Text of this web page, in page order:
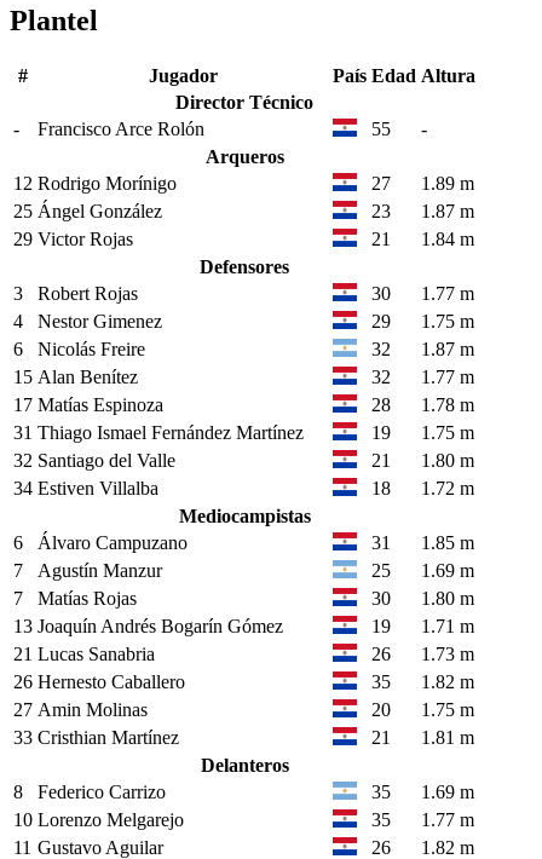
Plantel
# Jugador País Edad Altura
Director Técnico
-
Francisco Arce Rolón 55
-
Arqueros
12 Rodrigo Morínigo 27
1.89 m
25 Ángel González 23
1.87 m
29 Victor Rojas 21
1.84 m
Defensores
3
Robert Rojas 30
1.77 m
4
Nestor Gimenez 29
1.75 m
6
Nicolás Freire 32
1.87 m
15 Alan Benítez 32
1.77 m
17 Matías Espinoza 28
1.78 m
31 Thiago Ismael Fernández Martínez 19
1.75 m
32 Santiago del Valle 21
1.80 m
34 Estiven Villalba 18
1.72 m
Mediocampistas
6
Álvaro Campuzano 31
1.85 m
7
Agustín Manzur 25
1.69 m
7
Matías Rojas 30
1.80 m
13 Joaquín Andrés Bogarín Gómez 19
1.71 m
21 Lucas Sanabria 26
1.73 m
26 Hernesto Caballero 35
1.82 m
27 Amin Molinas 20
1.75 m
33 Cristhian Martínez 21
1.81 m
Delanteros
8
Federico Carrizo 35
1.69 m
10 Lorenzo Melgarejo 35
1.77 m
11 Gustavo Aguilar 26
1.82 m